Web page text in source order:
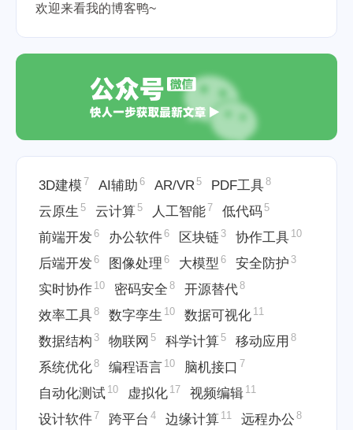
欢迎来看我的博客鸭~
3D建模 7 AI辅助 6 AR/VR 5 PDF工具8
云原生 5 云计算 5 人工智能7 低代码 5
前端开发6 办公软件6 区块链 3 协作工具 10
后端开发6 图像处理 6 大模型 6 安全防护 3
实时协作 10 密码安全 8 开源替代8
效率工具8 数字孪生 10 数据可视化 11
数据结构 3 物联网 5 科学计算 5 移动应用 8
系统优化8 编程语言 10 脑机接口 7
自动化测试 10 虚拟化 17 视频编辑 11
设计软件7 跨平台 4 边缘计算 11 远程办公 8